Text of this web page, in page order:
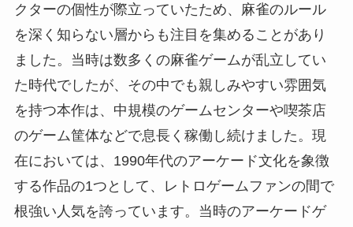
クターの個性が際立っていたため、麻雀のルール
を深く知らない層からも注目を集めることがあり
ました。当時は数多くの麻雀ゲームが乱立してい
た時代でしたが、その中でも親しみやすい雰囲気
を持つ本作は、中規模のゲームセンターや喫茶店
のゲーム筐体などで息長く稼働し続けました。現
在においては、1990年代のアーケード文化を象徴
する作品の1つとして、レトロゲームファンの間で
根強い人気を誇っています。当時のアーケードゲ